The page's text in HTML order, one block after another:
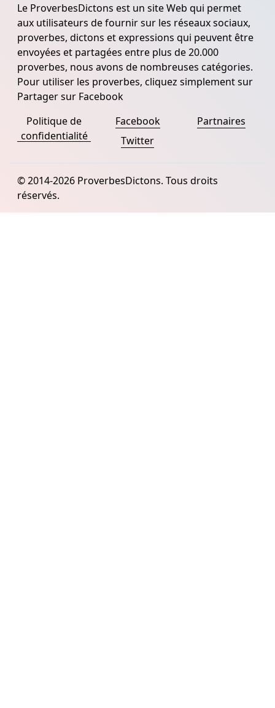
Le ProverbesDictons est un site Web qui permet
aux utilisateurs de fournir sur les réseaux sociaux,
proverbes, dictons et expressions qui peuvent être
envoyées et partagées entre plus de 20.000
proverbes, nous avons de nombreuses catégories.
Pour utiliser les proverbes, cliquez simplement sur
Partager sur Facebook
Politique de
confidentialité
Facebook
Twitter
Partnaires
© 2014-2026 ProverbesDictons. Tous droits
réservés.